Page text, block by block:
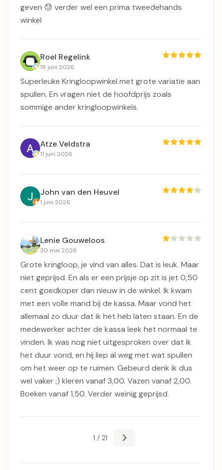
geven 😓 verder wel een prima tweedehands
winkel
Roel Regelink
18 juni 2026
Superleuke Kringloopwinkel met grote variatie aan
spullen. En vragen niet de hoofdprijs zoals
sommige ander kringloopwinkels.
Atze Veldstra
11 juni 2026
John van den Heuvel
1 juni 2026
Lenie Gouweloos
30 mei 2026
Grote kringloop, je vind van alles. Dat is leuk. Maar
niet geprijsd. En als er een prijsje op zit is jet 0,50
cent goedkoper dan nieuw in de winkel. Ik kwam
met een volle mand bij de kassa. Maar vond het
allemaal zo duur dat ik het heb laten staan. En de
medewerker achter de kassa leek het normaal te
vinden. Ik was nog niet uitgesproken over dat ik
het duur vond, en hij liep al weg met wat spullen
om het weer op te ruimen. Gebeurd denk ik dus
wel vaker ;) kleren vanaf 3,00. Vazen vanaf 2,00.
Boeken vanaf 1,50. Verder weinig geprijsd.
1 / 21